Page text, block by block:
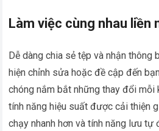
Làm việc cùng nhau liền
Dễ dàng chia sẻ tệp và nhận
hiện chỉnh sửa hoặc đề cập đến
chóng nắm bắt những thay đổi mỗi
tính năng hiệu suất được cải thiện
chạy nhanh hơn và tính năng lưu tự